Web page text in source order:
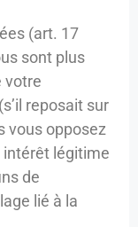
(art. 17
sont plus
votre
reposait sur
vous opposez
légitime
de
lié à la